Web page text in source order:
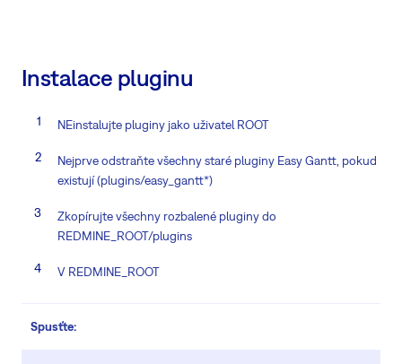
Instalace pluginu
NEinstalujte pluginy jako uživatel ROOT
Nejprve odstraňte všechny staré pluginy Easy Gantt, pokud
existují (plugins/easy_gantt*)
Zkopírujte všechny rozbalené pluginy do
REDMINE_ROOT/plugins
V REDMINE_ROOT
Spusťte: